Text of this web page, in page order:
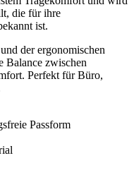
die für ihre
ist.
der ergonomischen
Balance zwischen
Perfekt für Büro,
Passform